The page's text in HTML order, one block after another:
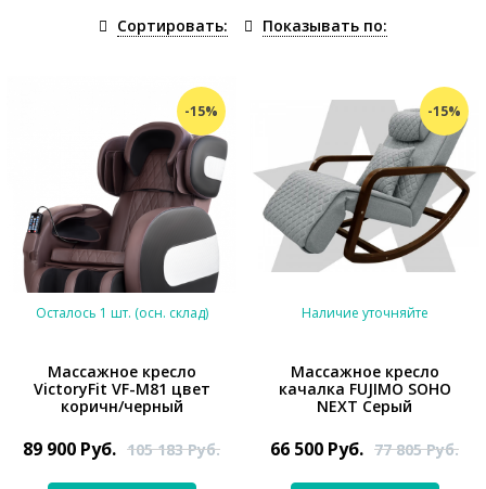
Сортировать: Показывать по:
-15%
Осталось 1 шт. (осн. склад)
Массажное кресло
VictoryFit VF-M81 цвет
коричн/черный
89 900 Руб. 105 183Руб.
-15%
*}
Наличие уточняйте
Массажное кресло
качалка FUJIMO SOHO
NEXT Серый
66 500 Руб. 77 805Руб.